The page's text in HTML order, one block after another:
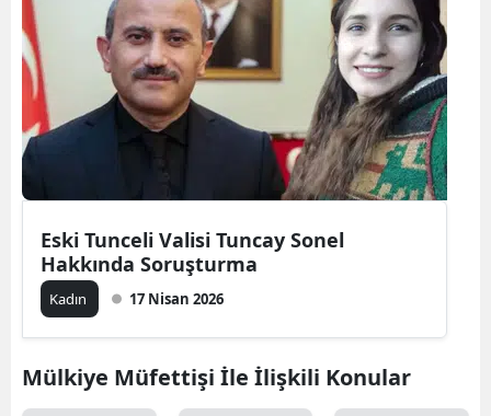
Eski Tunceli Valisi Tuncay Sonel
Hakkında Soruşturma
Kadın 17 Nisan 2026
Mülkiye Müfettişi İle İlişkili Konular